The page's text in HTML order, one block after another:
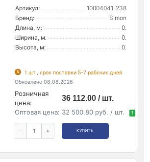
Артикул:
10004041-238
Бренд:
Simon
Длина, м:
0.
Ширина, м:
0.
Высота, м:
0.
1 шт., срок поставки 5-7 рабочих дней
Обновлено 08.08.2026
Розничная
цена:
36 112.00 / шт.
Оптовая цена: 32 500.80 руб. / шт. !
- + КУПИТЬ